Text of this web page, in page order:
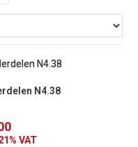
N4.38
VAT